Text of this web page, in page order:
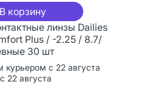
В корзину
линзы Dailies
Plus / -2.25 / 8.7/
30 шт
курьером с 22 августа
22 августа